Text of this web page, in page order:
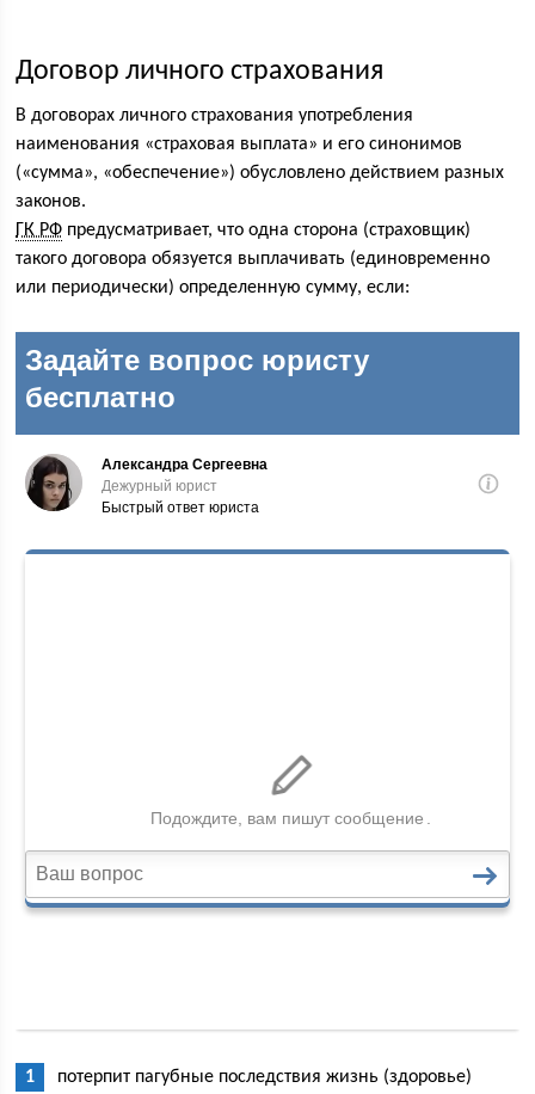
Договор личного страхования
В договорах личного страхования употребления
наименования «страховая выплата» и его синонимов
(«сумма», «обеспечение») обусловлено действием разных
законов.
ГК РФ предусматривает, что одна сторона (страховщик)
такого договора обязуется выплачивать (единовременно
или периодически) определенную сумму, если:
потерпит пагубные последствия жизнь (здоровье)